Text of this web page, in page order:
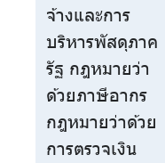
จ้างและการ
บริหารพัสดุภาค
รัฐ กฎหมายว่า
ด้วยภาษีอากร
กฎหมายว่าด้วย
การตรวจเงิน